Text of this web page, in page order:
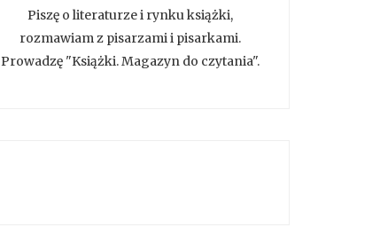
Piszę o literaturze i rynku książki,
rozmawiam z pisarzami i pisarkami.
Prowadzę "Książki. Magazyn do czytania".